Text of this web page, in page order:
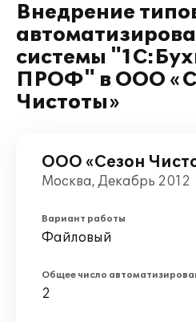
Внедрение
системы
ПРОФ" в ООО
Чистоты»
ООО «Сезон
Москва, Декабрь 2012
Вариант работы
Файловый
Общее число
2